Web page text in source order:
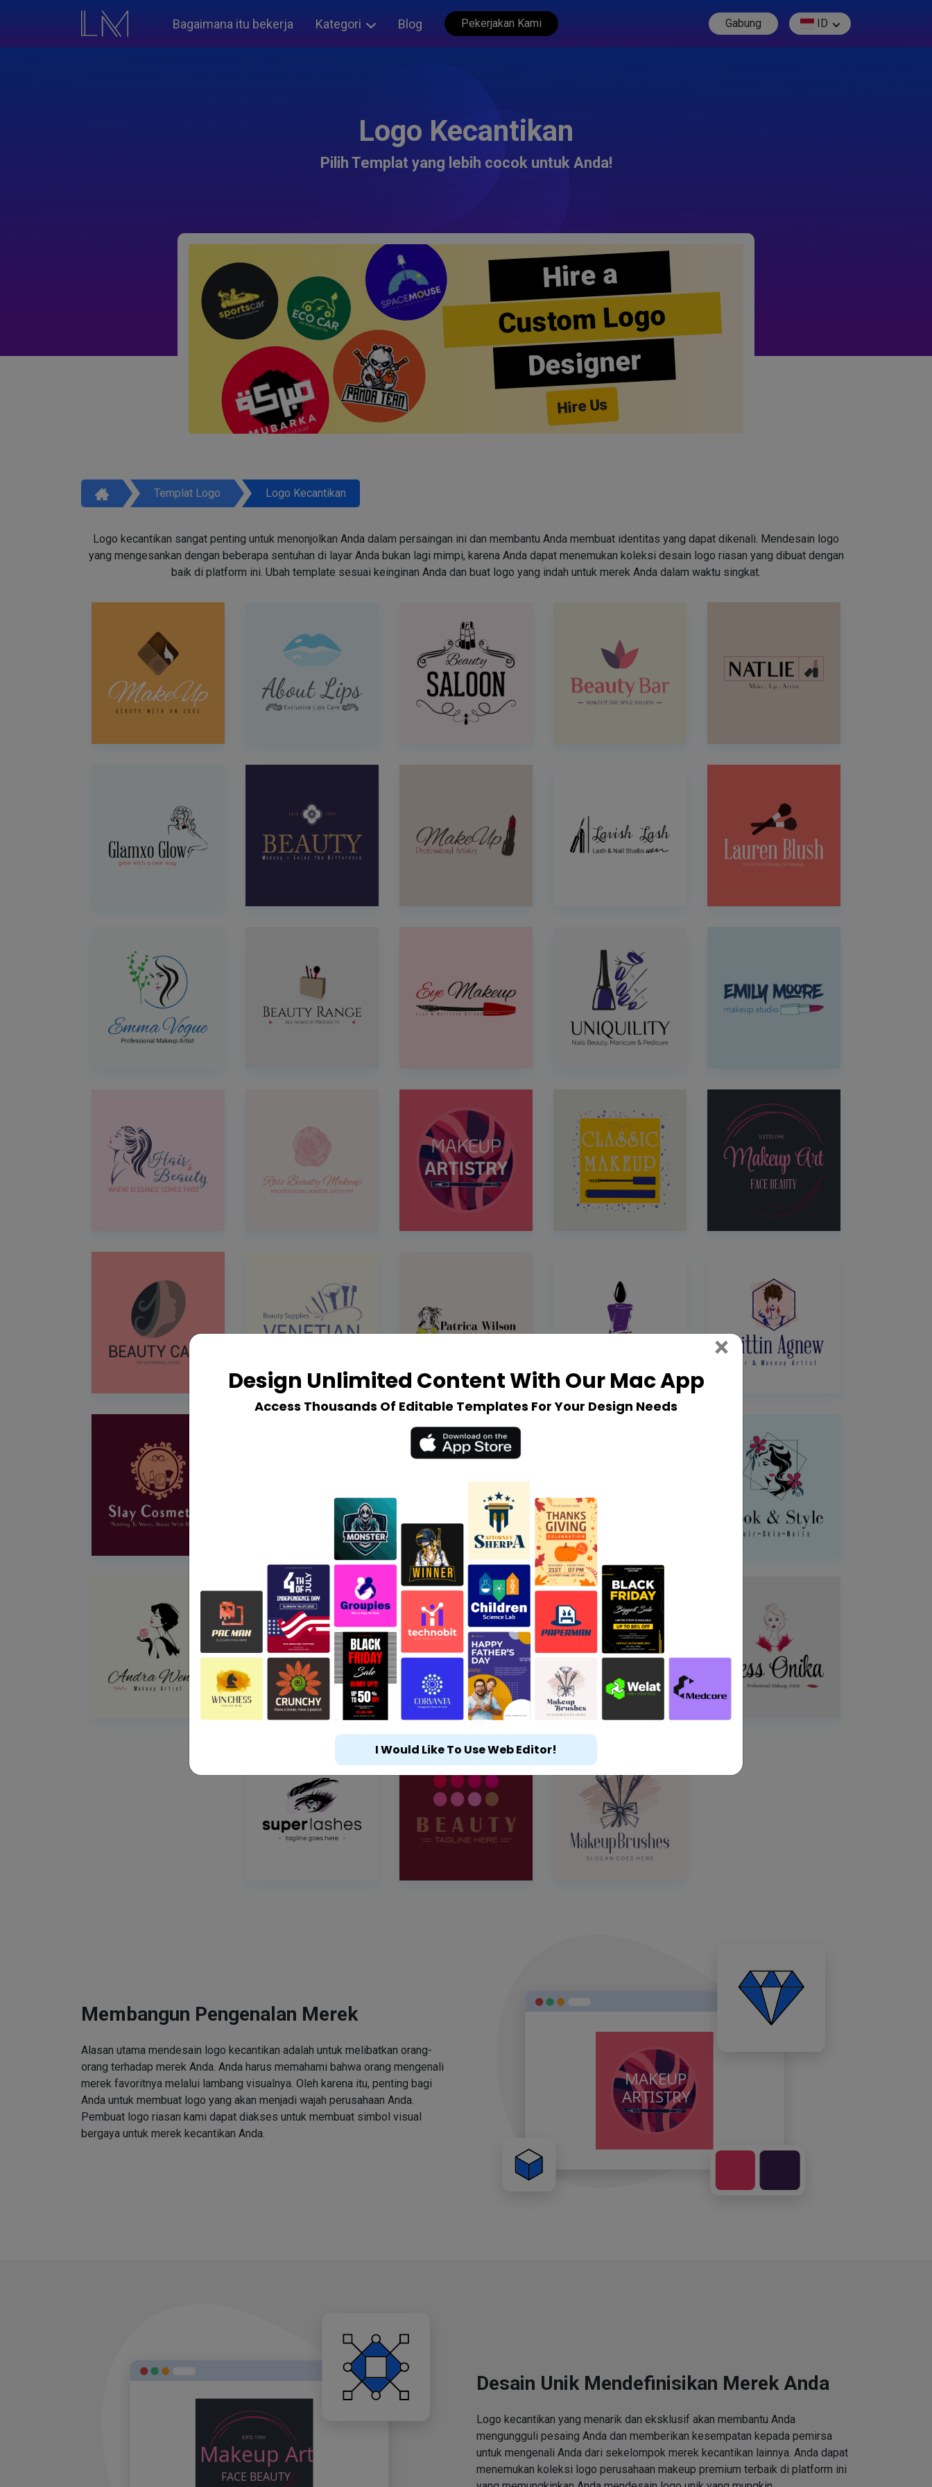
Bagaimana itu bekerja Kategori Blog Pekerjakan Kami Gabung ID
Logo Kecantikan
Pilih Templat yang lebih cocok untuk Anda!
Hire a
Custom Logo
Designer
Hire Us
Templat Logo Logo Kecantikan
Logo kecantikan sangat penting untuk menonjolkan Anda dalam persaingan ini dan membantu Anda membuat identitas yang dapat dikenali. Mendesain logo
yang mengesankan dengan beberapa sentuhan di layar Anda bukan lagi mimpi, karena Anda dapat menemukan koleksi desain logo riasan yang dibuat dengan
baik di platform ini. Ubah template sesuai keinginan Anda dan buat logo yang indah untuk merek Anda dalam waktu singkat.
Membangun Pengenalan Merek
Alasan utama mendesain logo kecantikan adalah untuk melibatkan orang-
orang terhadap merek Anda. Anda harus memahami bahwa orang mengenali
merek favoritnya melalui lambang visualnya. Oleh karena itu, penting bagi
Anda untuk membuat logo yang akan menjadi wajah perusahaan Anda.
Pembuat logo riasan kami dapat diakses untuk membuat simbol visual
bergaya untuk merek kecantikan Anda.
Desain Unik Mendefinisikan Merek Anda
Logo kecantikan yang menarik dan eksklusif akan membantu Anda
mengungguli pesaing Anda dan memberikan kesempatan kepada pemirsa
untuk mengenali Anda dari sekelompok merek kecantikan lainnya. Anda dapat
menemukan koleksi logo perusahaan makeup premium terbaik di platform ini
Design Unlimited Content With Our Mac App
Access Thousands Of Editable Templates For Your Design Needs
× Close
I Would Like To Use Web Editor!